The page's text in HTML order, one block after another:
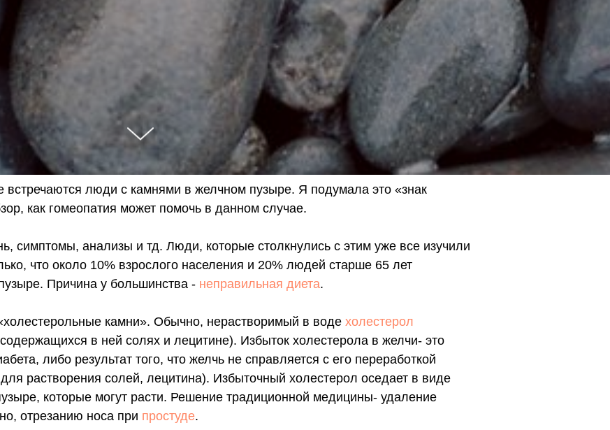
люди с камнями в желчном пузыре. Я подумала это «знак
как гомеопатия может помочь в данном случае.
симптомы, анализы и тд. Люди, которые столкнулись с этим уже все изучили
что около 10% взрослого населения и 20% людей старше 65 лет
Причина у большинства - неправильная диета.
камни». Обычно, нерастворимый в воде холестерол
в ней солях и лецитине). Избыток холестерола в желчи- это
либо результат того, что желчь не справляется с его переработкой
растворения солей, лецитина). Избыточный холестерол оседает в виде
которые могут расти. Решение традиционной медицины- удаление
отрезанию носа при простуде.